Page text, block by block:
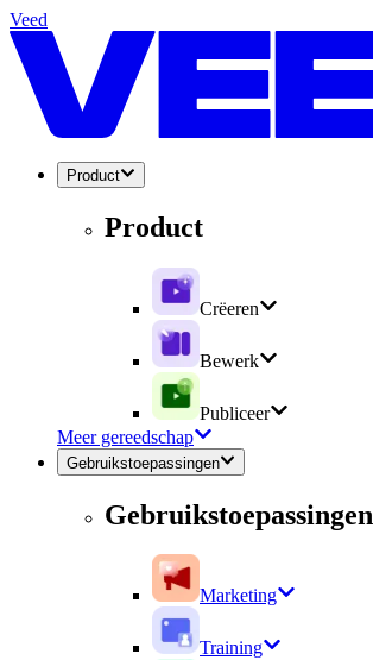
Veed
Product
Product
Crëeren
Bewerk
Publiceer
Meer gereedschap
Gebruikstoepassingen
Gebruikstoepassingen
Marketing
Training